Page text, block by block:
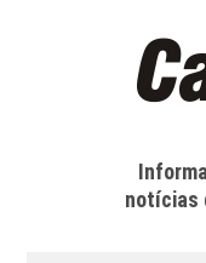
notícias